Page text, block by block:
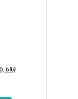
bílý